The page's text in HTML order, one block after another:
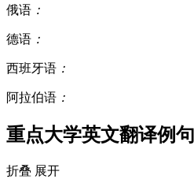
俄语 ：
德语 ：
西班牙语 ：
阿拉伯语 ：
重点大学英文翻译例句
折叠 展开